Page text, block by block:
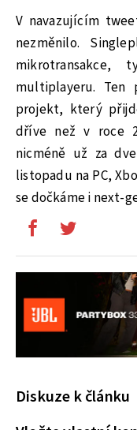
V navazujícím
nezměnilo.
multiplayeru. Ten
projekt, který
dříve než v roce
nicméně už za
listopadu na PC,
se dočkáme i next-
Diskuze k článku